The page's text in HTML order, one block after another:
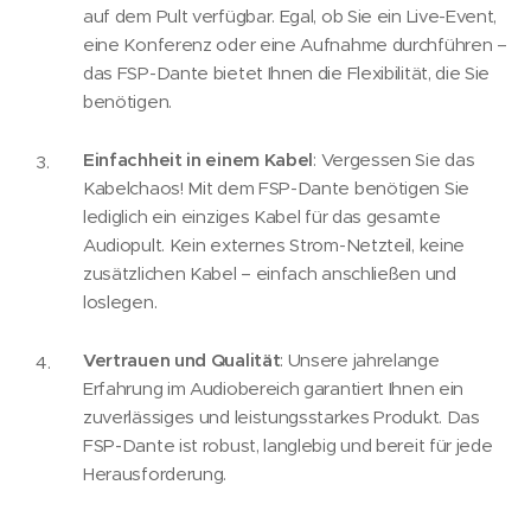
auf dem Pult verfügbar. Egal, ob Sie ein Live-Event,
eine Konferenz oder eine Aufnahme durchführen –
das FSP-Dante bietet Ihnen die Flexibilität, die Sie
benötigen.
Einfachheit in einem Kabel: Vergessen Sie das
Kabelchaos! Mit dem FSP-Dante benötigen Sie
lediglich ein einziges Kabel für das gesamte
Audiopult. Kein externes Strom-Netzteil, keine
zusätzlichen Kabel – einfach anschließen und
loslegen.
Vertrauen und Qualität: Unsere jahrelange
Erfahrung im Audiobereich garantiert Ihnen ein
zuverlässiges und leistungsstarkes Produkt. Das
FSP-Dante ist robust, langlebig und bereit für jede
Herausforderung.